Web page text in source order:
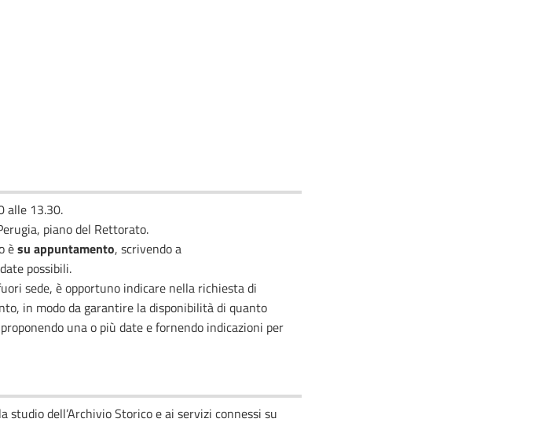
alle 13.30.
piano del Rettorato.
èsu appuntamento, scrivendo a
possibili.
sede, è opportuno indicare nella richiesta di
in modo da garantire la disponibilità di quanto
una o più date e fornendo indicazioni per
studio dell’Archivio Storico e ai servizi connessi su